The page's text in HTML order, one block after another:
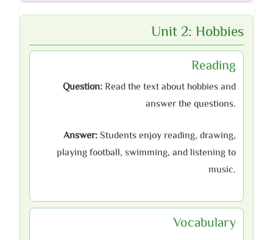
Unit 2: Hobbies
Reading
Question:Read the text about hobbies and
answer the questions.
Answer:Students enjoy reading, drawing,
playing football, swimming, and listening to
music.
Vocabulary